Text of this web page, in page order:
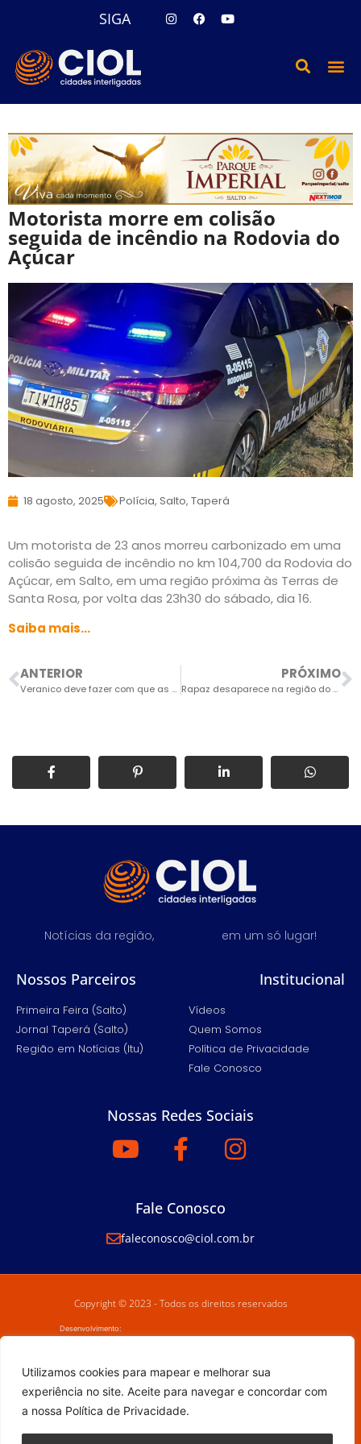
Utilizamos cookies para mapear e melhorar sua
experiência no site. Aceite para navegar e concordar com
a nossa Política de Privacidade.
SIGA
Motorista morre em colisão
seguida de incêndio na Rodovia do
Açúcar
18 agosto, 2025 Polícia, Salto, Taperá
Um motorista de 23 anos morreu carbonizado em uma
colisão seguida de incêndio no km 104,700 da Rodovia do
Açúcar, em Salto, em uma região próxima às Terras de
Santa Rosa, por volta das 23h30 do sábado, dia 16.
Saiba mais…
ANTERIOR
Veranico deve fazer com que as temperaturas fiquem acima dos 30ºC em Salto
PRÓXIMO
Rapaz desaparece na região do Pirapitingui e família está à sua procura
Notícias da região, em um só lugar!
Nossos Parceiros
Primeira Feira (Salto)
Jornal Taperá (Salto)
Região em Notícias (Itu)
Institucional
Vídeos
Quem Somos
Política de Privacidade
Fale Conosco
Nossas Redes Sociais
Fale Conosco
faleconosco@ciol.com.br
Copyright © 2023 - Todos os direitos reservados
Desenvolvimento: